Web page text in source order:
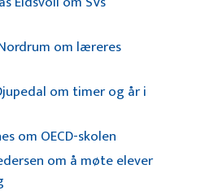
om læreres
om timer og år i
om OECD-skolen
om å møte elever